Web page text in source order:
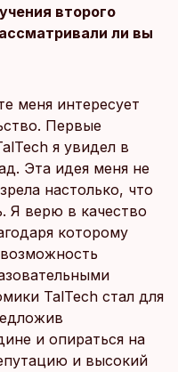
второго
ли вы
меня интересует
Первые
я увидел в
Эта идея меня не
настолько, что
Я верю в качество
которому
TalTech стал для
и опираться на
и высокий